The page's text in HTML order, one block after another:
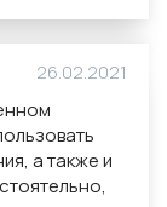
и сейчас
Это мелочь
общую
Вас можно
26.02.2021
а также и